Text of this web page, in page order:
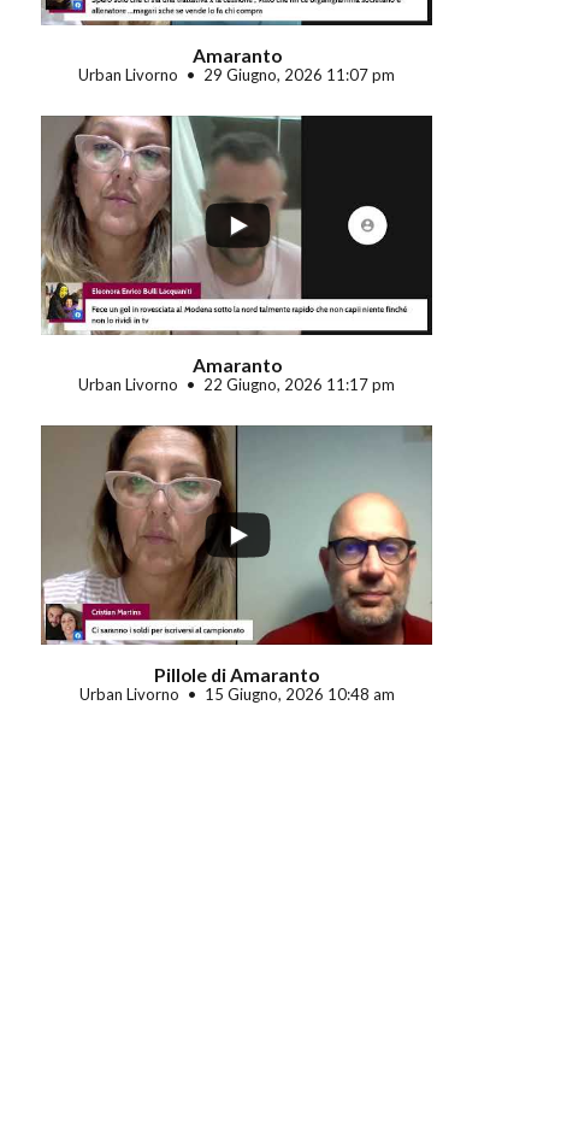
Amaranto
Urban Livorno 29 Giugno, 2026 11:07 pm
...
Amaranto
Urban Livorno 22 Giugno, 2026 11:17 pm
Pillole di Amaranto
Urban Livorno 15 Giugno, 2026 10:48 am